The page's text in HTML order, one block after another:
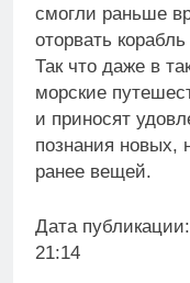
смогли раньше
оторвать
Так что даже в
морские
и приносят
познания новых,
ранее вещей.
Дата
21:14